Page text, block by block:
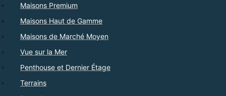
Maisons Premium
Maisons Haut de Gamme
Maisons de Marché Moyen
Vue sur la Mer
Penthouse et Dernier Étage
Terrains